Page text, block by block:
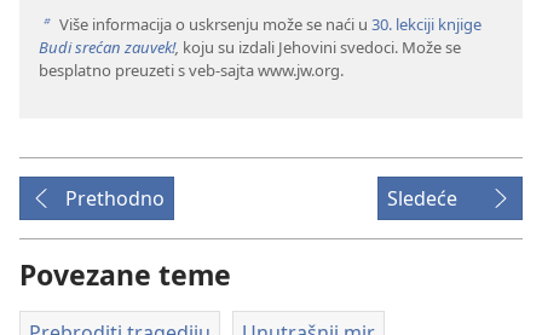
b Više informacija o uskrsenju može se naći u 30. lekciji knjige
Budi srećan zauvek!, koju su izdali Jehovini svedoci. Može se
besplatno preuzeti s veb-sajta www.jw.org.
Prethodno Sledeće
Povezane teme